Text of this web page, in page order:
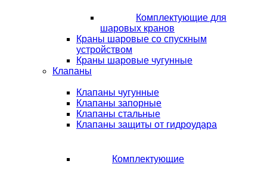
Комплектующие для
шаровых кранов
Краны шаровые со спускным
устройством
Краны шаровые чугунные
Клапаны
Клапаны чугунные
Клапаны запорные
Клапаны стальные
Клапаны защиты от гидроудара
Комплектующие